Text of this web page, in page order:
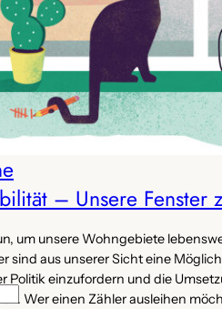
– Unsere Fenster
um unsere Wohngebiete
sind aus unserer Sicht eine
Politik einzufordern und die
Wer einen Zähler ausleihen
Suchen